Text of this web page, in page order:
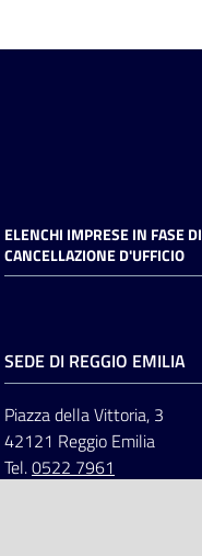
ELENCHI IMPRESE IN FASE DI
CANCELLAZIONE D'UFFICIO
SEDE DI REGGIO EMILIA
Piazza della Vittoria, 3
42121 Reggio Emilia
Tel.0522 7961